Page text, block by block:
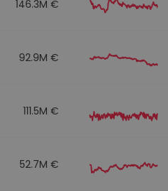
146.3M €
92.9M €
111.5M €
52.7M €